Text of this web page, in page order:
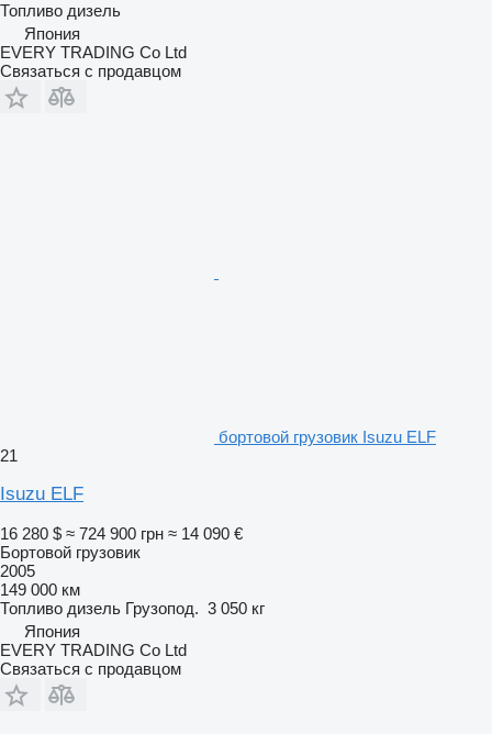
Топливо дизель
Япония
EVERY TRADING Co Ltd
Связаться с продавцом
бортовой грузовик Isuzu ELF
21
Isuzu ELF
16 280 $ ≈ 724 900 грн ≈ 14 090 €
Бортовой грузовик
2005
149 000 км
Топливо дизель Грузопод. 3 050 кг
Япония
EVERY TRADING Co Ltd
Связаться с продавцом